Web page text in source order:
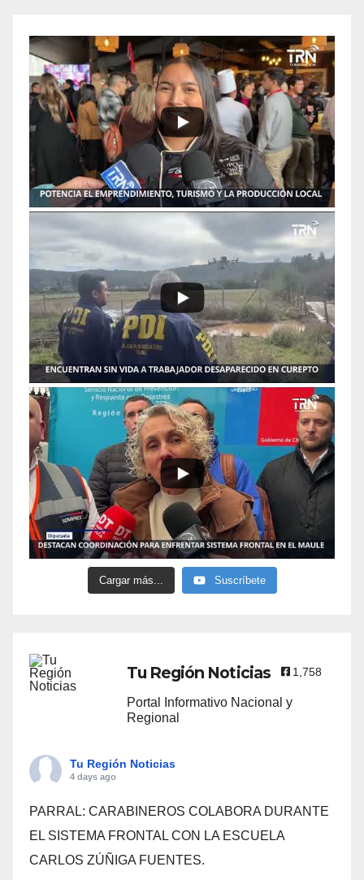
Cargar más... Suscríbete
Tu Región Noticias 1,758
Portal Informativo Nacional y
Regional
Tu Región Noticias
4 days ago
PARRAL: CARABINEROS COLABORA DURANTE
EL SISTEMA FRONTAL CON LA ESCUELA
CARLOS ZÚÑIGA FUENTES.